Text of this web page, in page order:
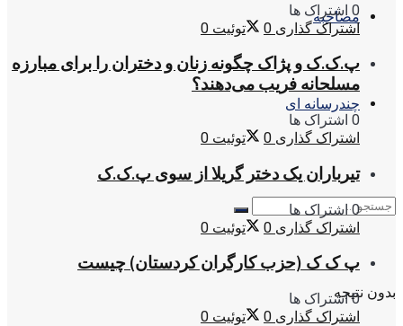
مصاحبه
چندرسانه ای
بدون نتیجه
0 اشتراک ها
اشتراک گذاری 0 توئیت 0
پ.ک.ک و پژاک چگونه زنان و دختران را برای مبارزه
مسلحانه فریب می‌دهند؟
0 اشتراک ها
اشتراک گذاری 0 توئیت 0
تیرباران یک دختر گریلا از سوی پ.ک.ک
0 اشتراک ها
اشتراک گذاری 0 توئیت 0
پ ک ک (حزب کارگران کردستان) چیست
0 اشتراک ها
اشتراک گذاری 0 توئیت 0